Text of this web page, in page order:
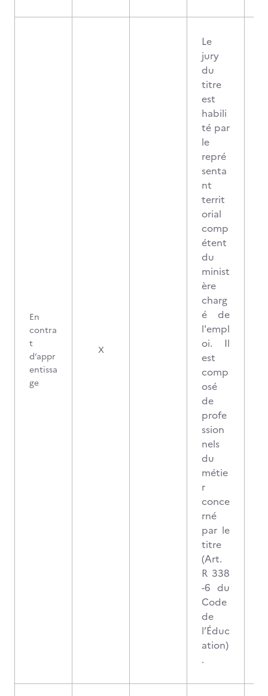
En
contra
t
d’appr
entissa
ge
X
Le
jury
du
titre
est
habili
té par
le
repré
senta
nt
territ
orial
comp
étent
du
minist
ère
charg
é de
l'empl
oi. Il
est
comp
osé
de
profe
ssion
nels
du
métie
r
conce
rné
par le
titre
(Art.
R 338
-6 du
Code
de
l’Éduc
ation)
.